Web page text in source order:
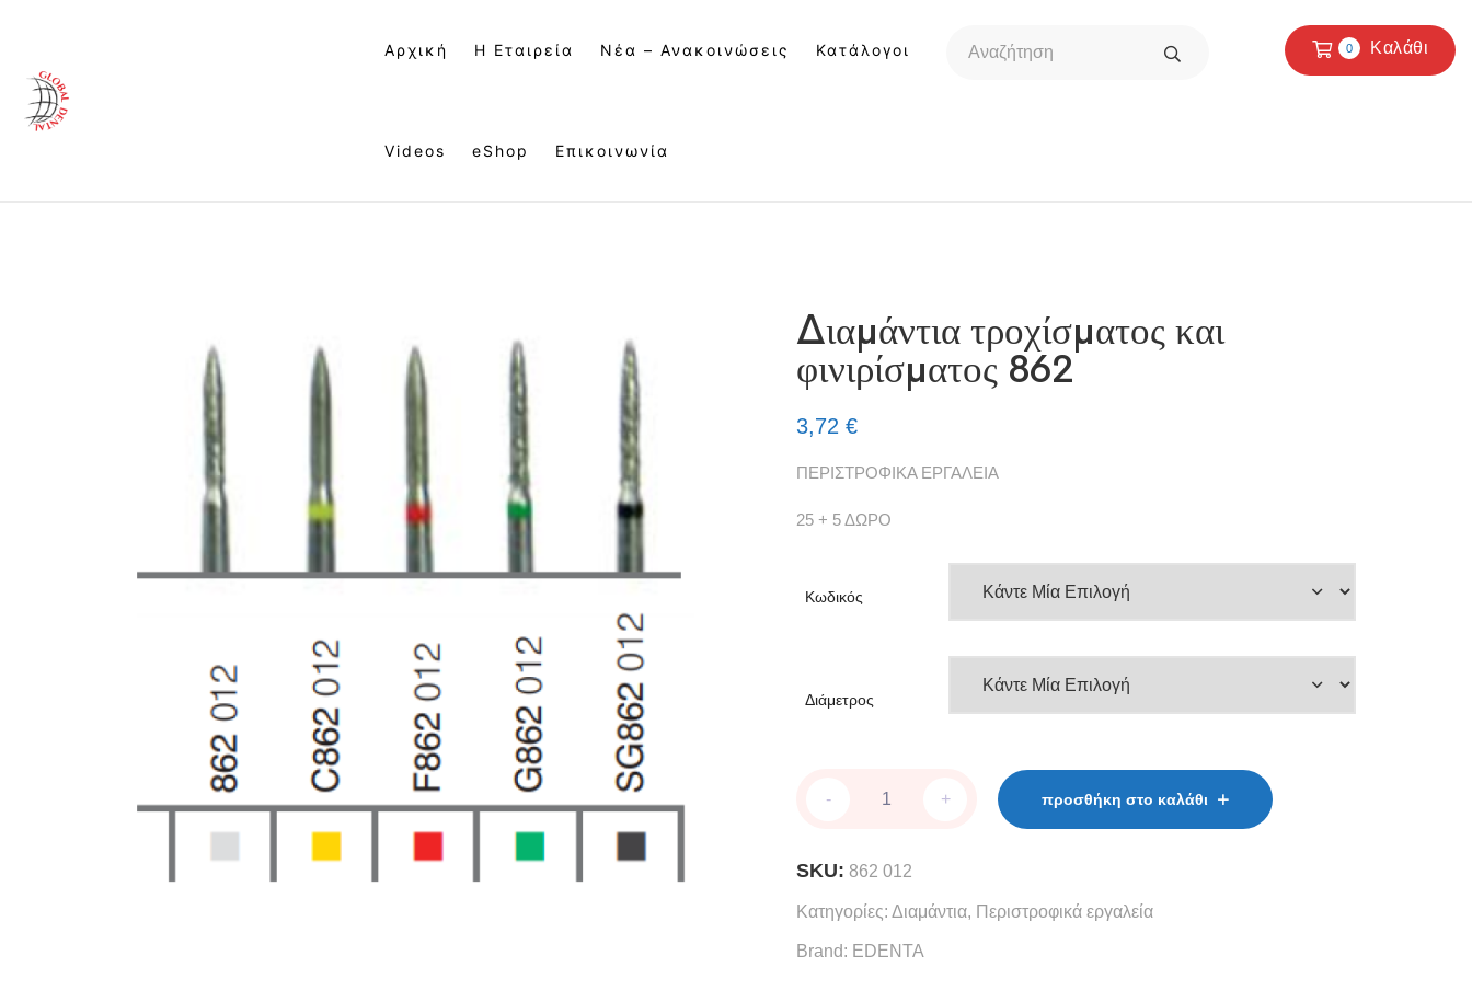
0 Καλάθι
Αρχική Η Εταιρεία Νέα – Ανακοινώσεις Κατάλογοι
Videos eShop Επικοινωνία
Διαμάντια τροχίσματος και
φινιρίσματος 862
3,72 €
ΠΕΡΙΣΤΡΟΦΙΚΑ ΕΡΓΑΛΕΙΑ
25 + 5 ΔΩΡΟ
Κωδικός
Διάμετρος
τροχίσματος
862
- + προσθήκη στο καλάθι
SKU: 862 012
Κατηγορίες: Διαμάντια, Περιστροφικά εργαλεία
Brand: EDENTA